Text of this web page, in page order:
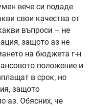
вече си подаде
свои качества от
въпроси – не
защото аз не
на бюджета г-н
положение и
в срок, но
защото
аз. Обясних, че